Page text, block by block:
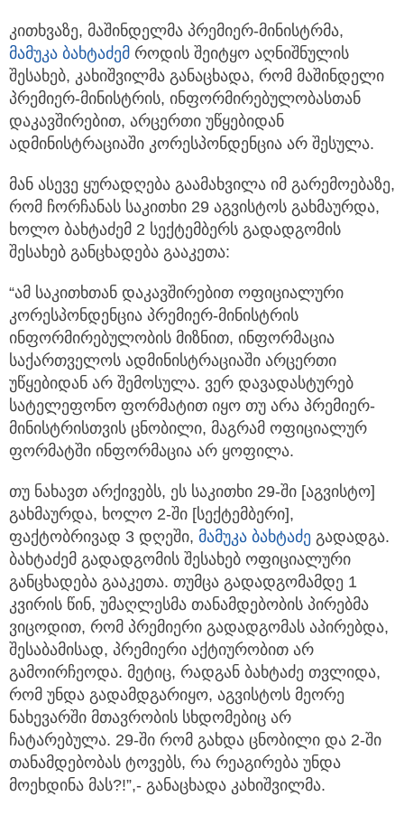
კითხვაზე, მაშინდელმა პრემიერ-მინისტრმა,
მამუკა ბახტაძემ როდის შეიტყო აღნიშნულის
შესახებ, კახიშვილმა განაცხადა, რომ მაშინდელი
პრემიერ-მინისტრის, ინფორმირებულობასთან
დაკავშირებით, არცერთი უწყებიდან
ადმინისტრაციაში კორესპონდენცია არ შესულა.
მან ასევე ყურადღება გაამახვილა იმ გარემოებაზე,
რომ ჩორჩანას საკითხი 29 აგვისტოს გახმაურდა,
ხოლო ბახტაძემ 2 სექტემბერს გადადგომის
შესახებ განცხადება გააკეთა:
“ამ საკითხთან დაკავშირებით ოფიციალური
კორესპონდენცია პრემიერ-მინისტრის
ინფორმირებულობის მიზნით, ინფორმაცია
საქართველოს ადმინისტრაციაში არცერთი
უწყებიდან არ შემოსულა. ვერ დავადასტურებ
სატელეფონო ფორმატით იყო თუ არა პრემიერ-
მინისტრისთვის ცნობილი, მაგრამ ოფიციალურ
ფორმატში ინფორმაცია არ ყოფილა.
თუ ნახავთ არქივებს, ეს საკითხი 29-ში [აგვისტო]
გახმაურდა, ხოლო 2-ში [სექტემბერი],
ფაქტობრივად 3 დღეში, მამუკა ბახტაძე გადადგა.
ბახტაძემ გადადგომის შესახებ ოფიციალური
განცხადება გააკეთა. თუმცა გადადგომამდე 1
კვირის წინ, უმაღლესმა თანამდებობის პირებმა
ვიცოდით, რომ პრემიერი გადადგომას აპირებდა,
შესაბამისად, პრემიერი აქტიურობით არ
გამოირჩეოდა. მეტიც, რადგან ბახტაძე თვლიდა,
რომ უნდა გადამდგარიყო, აგვისტოს მეორე
ნახევარში მთავრობის სხდომებიც არ
ჩატარებულა. 29-ში რომ გახდა ცნობილი და 2-ში
თანამდებობას ტოვებს, რა რეაგირება უნდა
მოეხდინა მას?!”,- განაცხადა კახიშვილმა.